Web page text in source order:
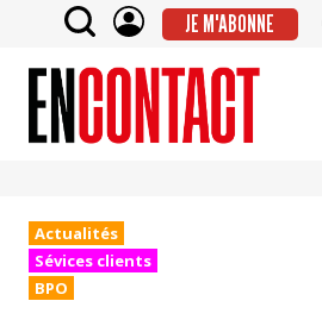
JE M'ABONNE
Actualités
Sévices clients
BPO